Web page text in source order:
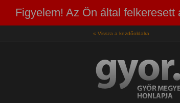
Figyelem! Az Ön által
« Vissza a kezdőoldalra